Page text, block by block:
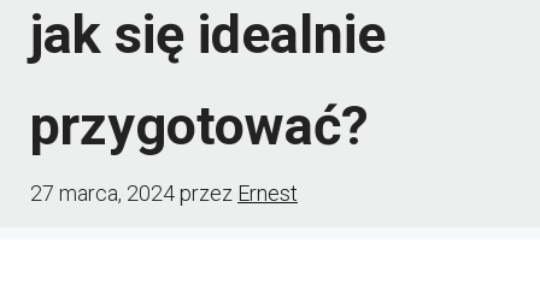
jak się idealnie
przygotować?
27 marca, 2024przez Ernest